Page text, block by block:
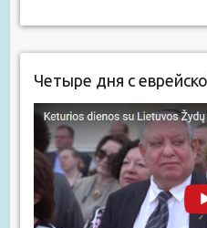
Четыре дня с